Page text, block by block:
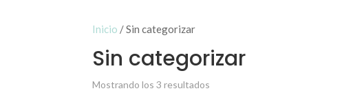
Inicio / Sin categorizar
Sin categorizar
Mostrando los 3 resultados